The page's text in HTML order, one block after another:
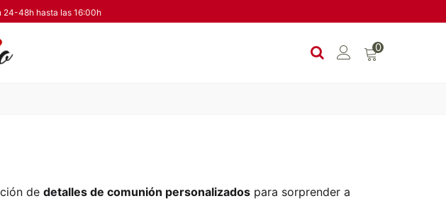
24-48h hasta las 16:00h
0
de detalles de comunión personalizados para sorprender a